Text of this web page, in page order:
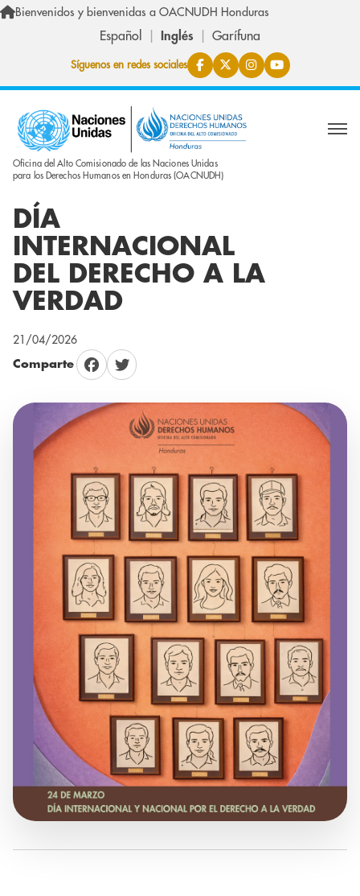
Skip to main content
Bienvenidos y bienvenidas a OACNUDH Honduras
Español Inglés Garífuna
Síguenos en redes sociales
Oficina del Alto Comisionado de las Naciones Unidas
para los Derechos Humanos en Honduras (OACNUDH)
DÍA
INTERNACIONAL
DEL DERECHO A LA
VERDAD
21/04/2026
Comparte